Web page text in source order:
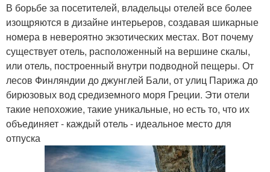
В борьбе за посетителей, владельцы отелей все более
изощряются в дизайне интерьеров, создавая шикарные
номера в невероятно экзотических местах. Вот почему
существует отель, расположенный на вершине скалы,
или отель, построенный внутри подводной пещеры. От
лесов Финляндии до джунглей Бали, от улиц Парижа до
бирюзовых вод средиземного моря Греции. Эти отели
такие непохожие, такие уникальные, но есть то, что их
объединяет - каждый отель - идеальное место для
отпуска